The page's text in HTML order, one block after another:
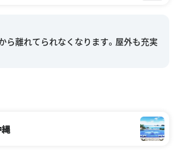
ら離れてられなくなります。屋外も充実